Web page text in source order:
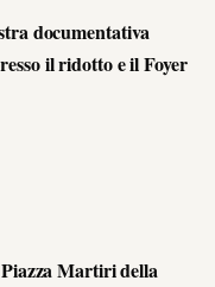
documentativa
il ridotto e il Foyer
Piazza Martiri della